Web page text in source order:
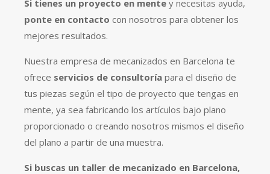
Si tienes un proyecto en mente y necesitas ayuda,
ponte en contacto con nosotros para obtener los
mejores resultados.
Nuestra empresa de mecanizados en Barcelona te
ofrece servicios de consultoría para el diseño de
tus piezas según el tipo de proyecto que tengas en
mente, ya sea fabricando los artículos bajo plano
proporcionado o creando nosotros mismos el diseño
del plano a partir de una muestra.
Si buscas un taller de mecanizado en Barcelona,